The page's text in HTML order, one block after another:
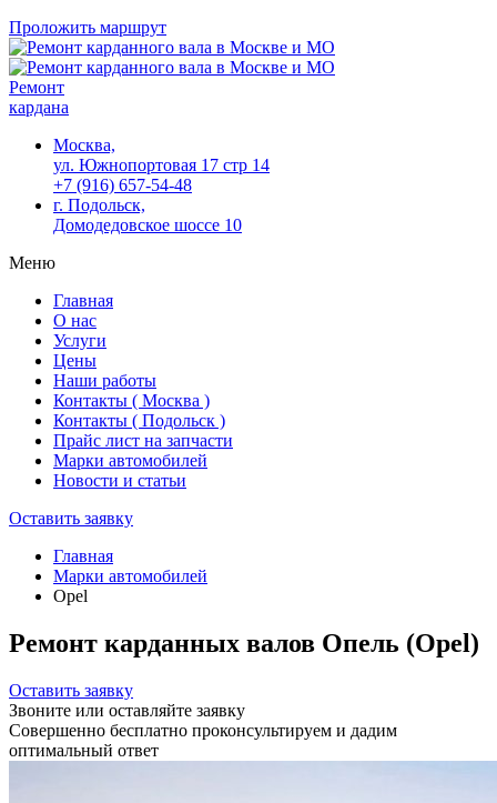
Проложить маршрут
Ремонт
кардана
Москва,
ул. Южнопортовая 17 стр 14
+7 (916) 657-54-48
г. Подольск,
Домодедовское шоссе 10
Меню
Главная
О нас
Услуги
Цены
Наши работы
Контакты ( Москва )
Контакты ( Подольск )
Прайс лист на запчасти
Марки автомобилей
Новости и статьи
Оставить заявку
Главная
Марки автомобилей
Opel
Ремонт карданных валов Опель (Opel)
Оставить заявку
Звоните или оставляйте заявку
Совершенно бесплатно проконсультируем и дадим
оптимальный ответ